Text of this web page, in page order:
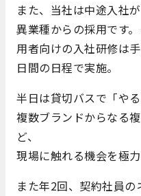
また、当社は中途入社
異業種からの採用です
用者向けの入社研修は
日間の日程で実施。
半日は貸切バスで「や
複数ブランドからなる
ど、
現場に触れる機会を極
また年2回、契約社員